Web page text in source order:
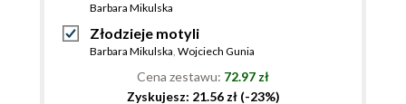
Barbara Mikulska
Złodzieje motyli
Barbara Mikulska, Wojciech Gunia
Cena zestawu: 72.97 zł
Zyskujesz: 21.56 zł (-23%)